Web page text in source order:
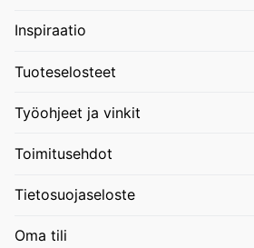
Inspiraatio
Tuoteselosteet
Työohjeet ja vinkit
Toimitusehdot
Tietosuojaseloste
Oma tili